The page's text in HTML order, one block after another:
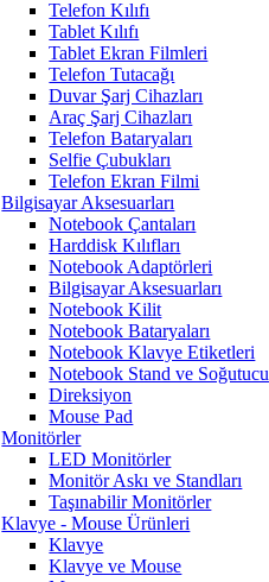
Telefon Kılıfı
Tablet Kılıfı
Tablet Ekran Filmleri
Telefon Tutacağı
Duvar Şarj Cihazları
Araç Şarj Cihazları
Telefon Bataryaları
Selfie Çubukları
Telefon Ekran Filmi
Bilgisayar Aksesuarları
Notebook Çantaları
Harddisk Kılıfları
Notebook Adaptörleri
Bilgisayar Aksesuarları
Notebook Kilit
Notebook Bataryaları
Notebook Klavye Etiketleri
Notebook Stand ve Soğutucu
Direksiyon
Mouse Pad
Monitörler
LED Monitörler
Monitör Askı ve Standları
Taşınabilir Monitörler
Klavye - Mouse Ürünleri
Klavye
Klavye ve Mouse